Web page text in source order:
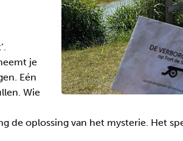
je
Eén
Wie
de oplossing van het mysterie. Het